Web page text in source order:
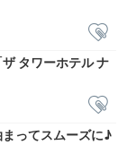
タワーホテル ナ
ってスムーズに♪